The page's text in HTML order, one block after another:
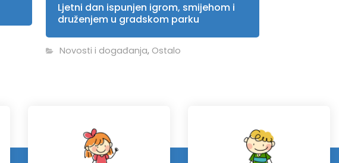
Ljetni dan ispunjen igrom, smijehom i
druženjem u gradskom parku
Novosti i događanja, Ostalo